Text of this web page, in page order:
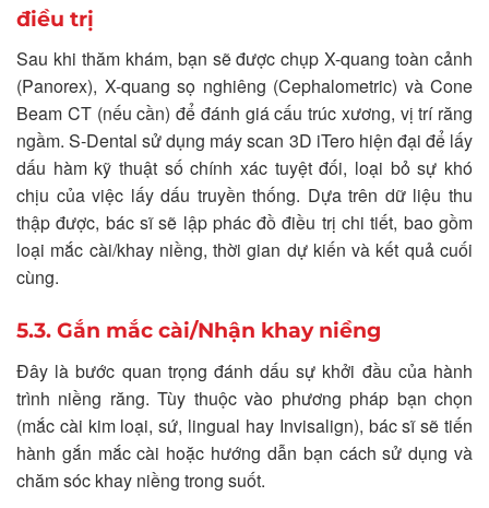
điều trị
Sau khi thăm khám, bạn sẽ được chụp X-quang toàn cảnh
(Panorex), X-quang sọ nghiêng (Cephalometric) và Cone
Beam CT (nếu cần) để đánh giá cấu trúc xương, vị trí răng
ngầm. S-Dental sử dụng máy scan 3D iTero hiện đại để lấy
dấu hàm kỹ thuật số chính xác tuyệt đối, loại bỏ sự khó
chịu của việc lấy dấu truyền thống. Dựa trên dữ liệu thu
thập được, bác sĩ sẽ lập phác đồ điều trị chi tiết, bao gồm
loại mắc cài/khay niềng, thời gian dự kiến và kết quả cuối
cùng.
5.3. Gắn mắc cài/Nhận khay niềng
Đây là bước quan trọng đánh dấu sự khởi đầu của hành
trình niềng răng. Tùy thuộc vào phương pháp bạn chọn
(mắc cài kim loại, sứ, lingual hay Invisalign), bác sĩ sẽ tiến
hành gắn mắc cài hoặc hướng dẫn bạn cách sử dụng và
chăm sóc khay niềng trong suốt.